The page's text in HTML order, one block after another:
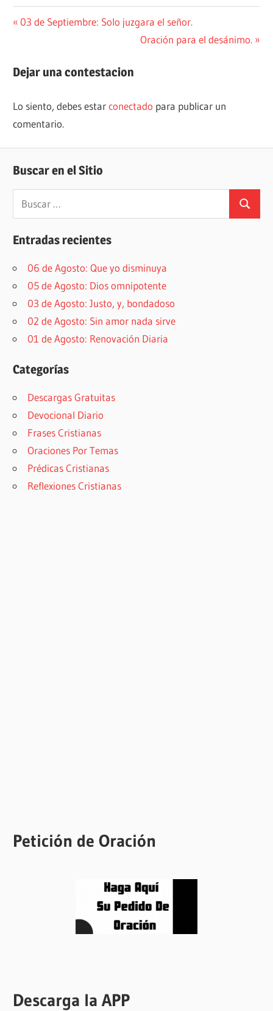
Navegación
entradas
Entrada
03 de Septiembre: Solo juzgara el señor.
Siguiente
Oración para el desánimo.
Dejar una contestacion
Lo siento, debes estarconectado para publicar un
comentario.
Buscar en el Sitio
Buscar:
Buscar
Entradas recientes
06 de Agosto: Que yo disminuya
05 de Agosto: Dios omnipotente
03 de Agosto: Justo, y, bondadoso
02 de Agosto: Sin amor nada sirve
01 de Agosto: Renovación Diaria
Categorías
Descargas Gratuitas
Devocional Diario
Frases Cristianas
Oraciones Por Temas
Prédicas Cristianas
Reflexiones Cristianas
Petición de Oración
Descarga la APP